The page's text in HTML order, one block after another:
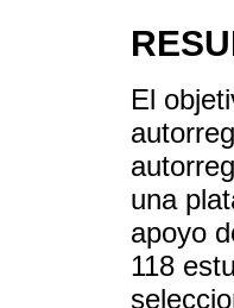
El
una
apoyo
118